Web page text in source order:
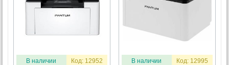
В наличии Код: 12952 В наличии Код: 12995